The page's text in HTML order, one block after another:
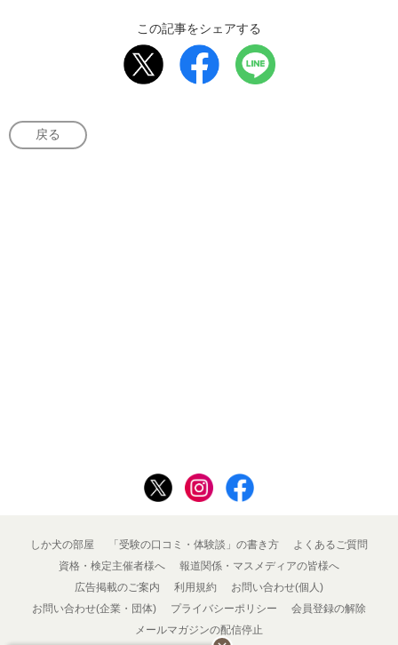
この記事をシェアする
戻る
しか犬の部屋 「受験の口コミ・体験談」の書き方
よくあるご質問
資格・検定主催者様へ
報道関係・マスメディアの皆様へ
広告掲載のご案内
利用規約
お問い合わせ(個人)
お問い合わせ(企業・団体)
プライバシーポリシー
会員登録の解除
メールマガジンの配信停止